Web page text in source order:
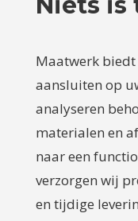
Maatwerk
aansluiten op
analyseren
materialen en
naar een
verzorgen wij
en tijdige